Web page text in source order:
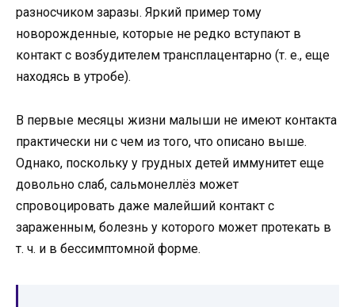
разносчиком заразы. Яркий пример тому
новорожденные, которые не редко вступают в
контакт с возбудителем трансплацентарно (т. е., еще
находясь в утробе).
В первые месяцы жизни малыши не имеют контакта
практически ни с чем из того, что описано выше.
Однако, поскольку у грудных детей иммунитет еще
довольно слаб, сальмонеллёз может
спровоцировать даже малейший контакт с
зараженным, болезнь у которого может протекать в
т. ч. и в бессимптомной форме.